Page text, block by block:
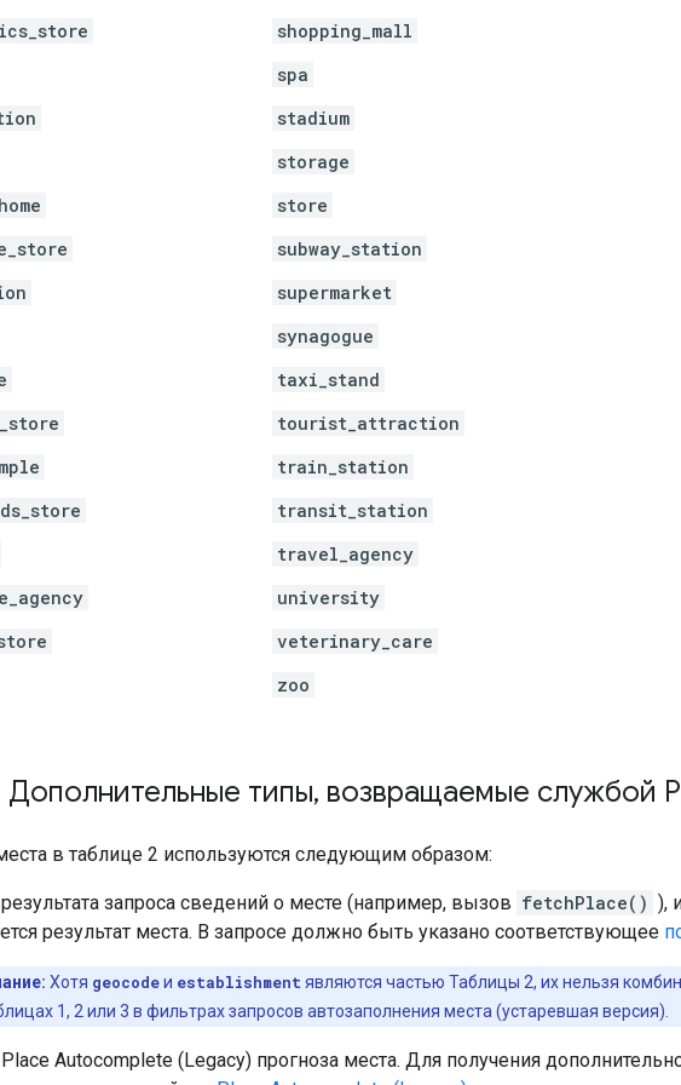
shopping_mall
spa
stadium
storage
store
subway_station
supermarket
synagogue
taxi_stand
tourist_attraction
train_station
transit_station
travel_agency
university
veterinary_care
zoo
Дополнительные типы, возвращаемые службой
места в таблице 2 используются следующим образом:
результата запроса сведений о месте (например, вызов fetchPlace() ),
результат места. В запросе должно быть указано соответствующее
Хотя geocodeи establishment являются частью Таблицы 2, их нельзя
1, 2 или 3 в фильтрах запросов автозаполнения места (устаревшая версия).
Place Autocomplete (Legacy) прогноза места. Для получения